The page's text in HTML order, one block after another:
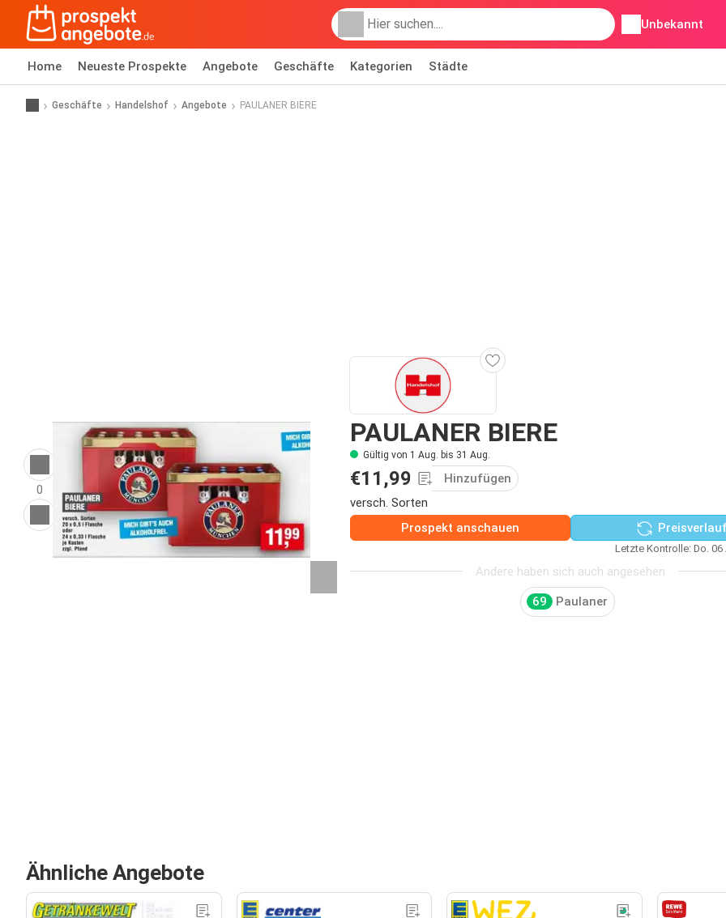
Unbekannt
Home Neueste Prospekte Angebote Geschäfte Kategorien Städte
Geschäfte Handelshof Angebote PAULANER BIERE
0
PAULANER BIERE
Gültig von 1 Aug. bis 31 Aug.
€11,99
Hinzufügen
versch. Sorten
Prospekt anschauen
Letzte Kontrolle: Do. 06
Andere haben sich auch angesehen
69 Paulaner
Ähnliche Angebote